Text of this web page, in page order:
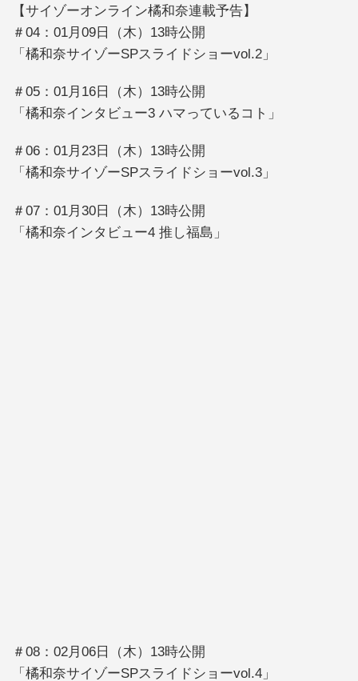
【サイゾーオンライン橘和奈連載予告】
＃04：01月09日（木）13時公開
「橘和奈サイゾーSPスライドショーvol.2」
＃05：01月16日（木）13時公開
「橘和奈インタビュー3 ハマっているコト」
＃06：01月23日（木）13時公開
「橘和奈サイゾーSPスライドショーvol.3」
＃07：01月30日（木）13時公開
「橘和奈インタビュー4 推し福島」
＃08：02月06日（木）13時公開
「橘和奈サイゾーSPスライドショーvol.4」